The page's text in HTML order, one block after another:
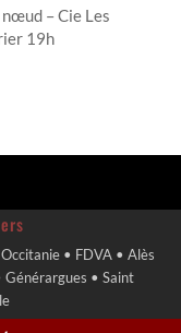
– Cie Les
19h
• FDVA • Alès
• Saint